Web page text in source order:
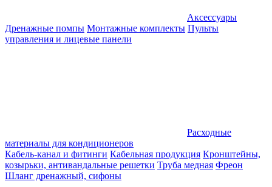
Аксессуары
Дренажные помпы Монтажные комплекты Пульты
управления и лицевые панели
Расходные
материалы для кондиционеров
Кабель-канал и фитинги Кабельная продукция Кронштейны,
козырьки, антивандальные решетки Труба медная Фреон
Шланг дренажный, сифоны